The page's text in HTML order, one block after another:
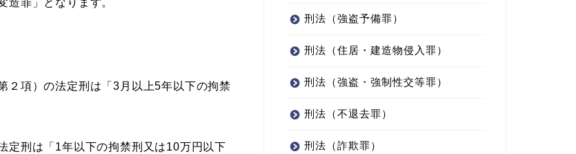
罪」となります。
項）の法定刑は「3月以上5年以下の拘禁
刑は「1年以下の拘禁刑又は10万円以下
刑法（強盗予備罪）
刑法（住居・建造物侵入罪）
刑法（強盗・強制性交等罪）
刑法（不退去罪）
刑法（詐欺罪）